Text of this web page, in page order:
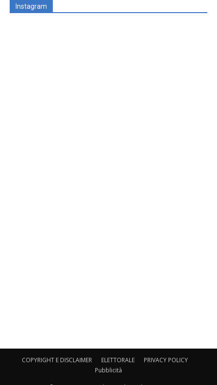
Instagram
COPYRIGHT E DISCLAIMER ELETTORALE
PRIVACY POLICY
Pubblicità